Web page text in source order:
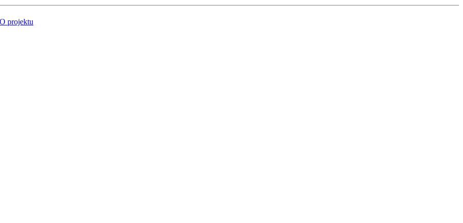
O projektu